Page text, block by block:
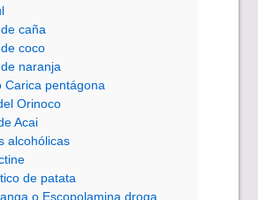
caña
coco
naranja
Carica pentágona
Orinoco
Acai
alcohólicas
de patata
o Escopolamina droga